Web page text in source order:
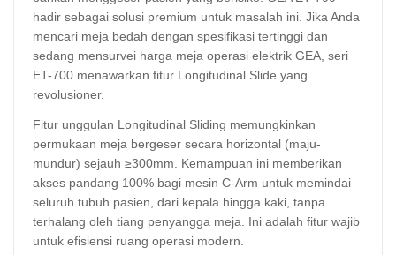
hadir sebagai solusi premium untuk masalah ini. Jika Anda
mencari meja bedah dengan spesifikasi tertinggi dan
sedang mensurvei harga meja operasi elektrik GEA, seri
ET-700 menawarkan fitur Longitudinal Slide yang
revolusioner.
Fitur unggulan Longitudinal Sliding memungkinkan
permukaan meja bergeser secara horizontal (maju-
mundur) sejauh ≥300mm. Kemampuan ini memberikan
akses pandang 100% bagi mesin C-Arm untuk memindai
seluruh tubuh pasien, dari kepala hingga kaki, tanpa
terhalang oleh tiang penyangga meja. Ini adalah fitur wajib
untuk efisiensi ruang operasi modern.